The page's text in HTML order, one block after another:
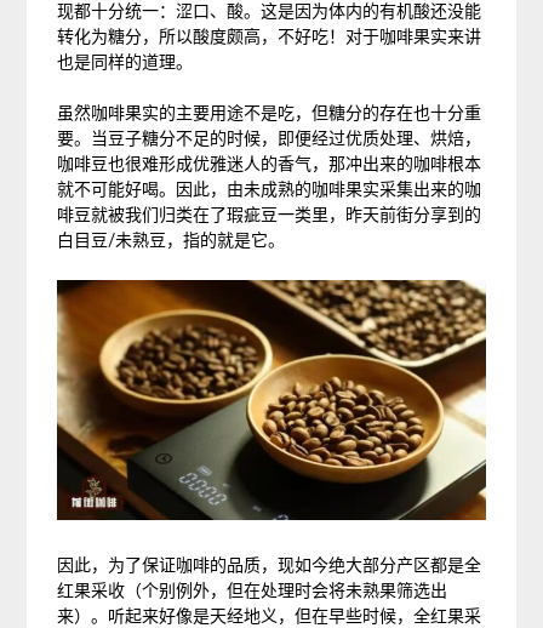
现都十分统一：涩口、酸。这是因为体内的有机酸还没能
转化为糖分，所以酸度颇高，不好吃！对于咖啡果实来讲
也是同样的道理。
虽然咖啡果实的主要用途不是吃，但糖分的存在也十分重
要。当豆子糖分不足的时候，即便经过优质处理、烘焙，
咖啡豆也很难形成优雅迷人的香气，那冲出来的咖啡根本
就不可能好喝。因此，由未成熟的咖啡果实采集出来的咖
啡豆就被我们归类在了瑕疵豆一类里，昨天前街分享到的
白目豆/未熟豆，指的就是它。
因此，为了保证咖啡的品质，现如今绝大部分产区都是全
红果采收 （个别例外，但在处理时会将未熟果筛选出
来）。听起来好像是天经地义，但在早些时候，全红果采